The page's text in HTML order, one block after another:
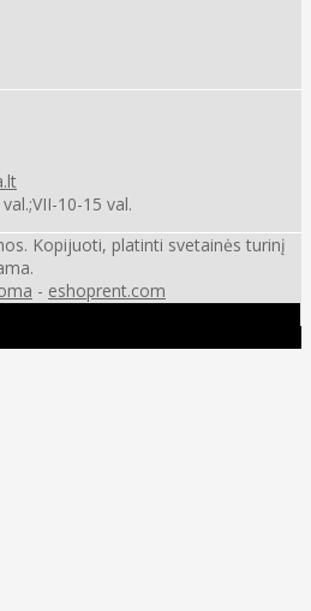
10-15 val.
Kopijuoti, platinti svetainės turinį
- eshoprent.com